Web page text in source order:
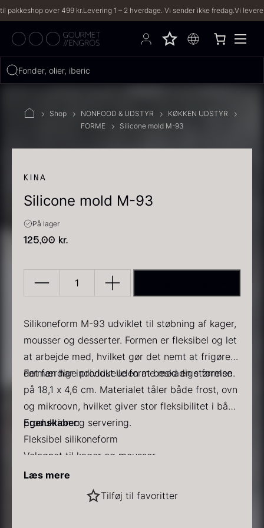
over 499 kr.Levering 1 – 2 hverdage. Vi sender ikke fredag. Vi leverer til
Fonder, olier, iberico...
Hvad leder du efter?
PRODUKTER(2,333)
2333 resultater
PRUNIER Classique Caviar
192,00 kr.
På lager
Gold caviar
Fra160,00 kr.
På lager
Shop NONFOOD & UDSTYR
KØKKEN UDSTYR
FORME
Silicone mold M-93
KINA
Silicone mold M-93
125,00 kr.
På lager
M-
93
antal
Silikoneform M-93 udviklet til støbning af kager,
mousser og desserter. Formen er fleksibel og let
at arbejde med, hvilket gør det nemt at frigøre
det færdige produkt uden at beskadige formen.
Formen har individuelle forme med en størrelse
på 18,1 x 4,6 cm. Materialet tåler både frost, ovn
og mikroovn, hvilket giver stor fleksibilitet i både
produktion og servering.
Egenskaber:
Fleksibel silikoneform
Velegnet til kager og mousser
Let frigørelse af produktet
Kan anvendes i ovn, frost og mikroovn
Temperaturbestandig silikone
Læs mere
Tilføj til favoritter